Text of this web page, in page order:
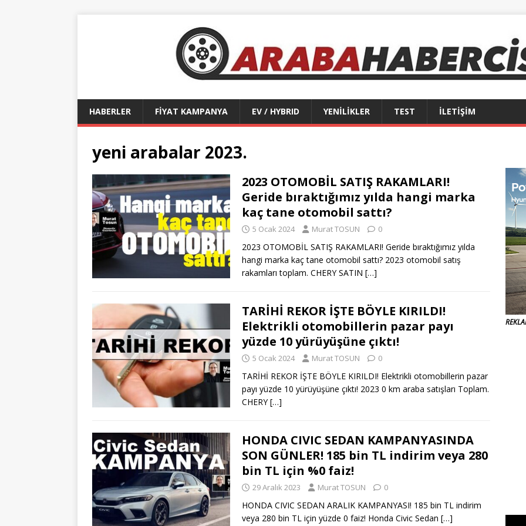
HABERLER FİYAT KAMPANYA EV / HYBRID YENİLİKLER TEST İLETİŞİM
yeni arabalar 2023.
2023 OTOMOBİL SATIŞ RAKAMLARI!
Geride bıraktığımız yılda hangi marka
kaç tane otomobil sattı?
5 Ocak 2024 Murat TOSUN 0
2023 OTOMOBİL SATIŞ RAKAMLARI! Geride bıraktığımız yılda
hangi marka kaç tane otomobil sattı? 2023 otomobil satış
rakamları toplam. CHERY SATIN […]
TARİHİ REKOR İŞTE BÖYLE KIRILDI!
Elektrikli otomobillerin pazar payı
yüzde 10 yürüyüşüne çıktı!
5 Ocak 2024 Murat TOSUN 0
TARİHİ REKOR İŞTE BÖYLE KIRILDI! Elektrikli otomobillerin pazar
payı yüzde 10 yürüyüşüne çıktı! 2023 0 km araba satışları Toplam.
CHERY[…]
HONDA CIVIC SEDAN KAMPANYASINDA
SON GÜNLER! 185 bin TL indirim veya 280
bin TL için %0 faiz!
29 Aralık 2023 Murat TOSUN 0
HONDA CIVIC SEDAN ARALIK KAMPANYASI! 185 bin TL indirim
veya 280 bin TL için yüzde 0 faiz! Honda Civic Sedan […]